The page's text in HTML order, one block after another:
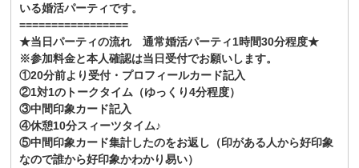
いる婚活パーティです。
=================
★当日パーティの流れ 通常婚活パーティ1時間30分程度★
※参加料金と本人確認は当日受付でお願いします。
①20分前より受付・プロフィールカード記入
②1対1のトークタイム（ゆっくり4分程度）
③中間印象カード記入
④休憩10分スィーツタイム♪
⑤中間印象カード集計したのをお返し（印がある人から好印象
なので誰から好印象かわかり易い）